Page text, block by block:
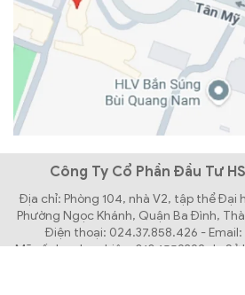
Công Ty Cổ Phần Đầu Tư
Địa chỉ: Phòng 104, nhà V2, tập thể Đại
Phường Ngọc Khánh, Quận Ba Đình,
Điện thoại: 024.37.858.426 -
Mã số doanh nghiệp: 0104559392 do Sở